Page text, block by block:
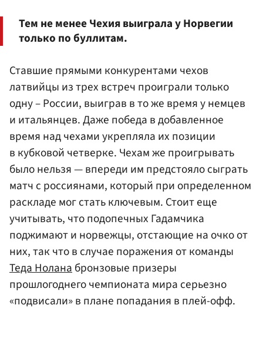
Тем не менее Чехия выиграла у Норвегии
только по буллитам.
Ставшие прямыми конкурентами чехов
латвийцы из трех встреч проиграли только
одну – России, выиграв в то же время у немцев
и итальянцев. Даже победа в добавленное
время над чехами укрепляла их позиции
в кубковой четверке. Чехам же проигрывать
было нельзя — впереди им предстояло сыграть
матч с россиянами, который при определенном
раскладе мог стать ключевым. Стоит еще
учитывать, что подопечных Гадамчика
поджимают и норвежцы, отстающие на очко от
них, так что в случае поражения от команды
Теда Ноланабронзовые призеры
прошлогоднего чемпионата мира серьезно
«подвисали» в плане попадания в плей-офф.